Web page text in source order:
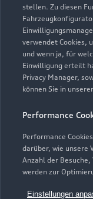
stellen. Zu diesen
verwendet Cookies,
und wenn ja, für
Einwilligung erteilt
Privacy Manager,
können Sie in unserer
Performance
Performance
darüber, wie unsere
Anzahl der
werden zur
Einstellungen
Praktisches
Pflege von
Zur Audi